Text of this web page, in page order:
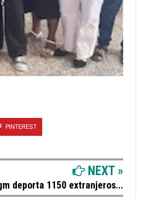
PINTEREST
NEXT »
deporta 1150 extranjeros...